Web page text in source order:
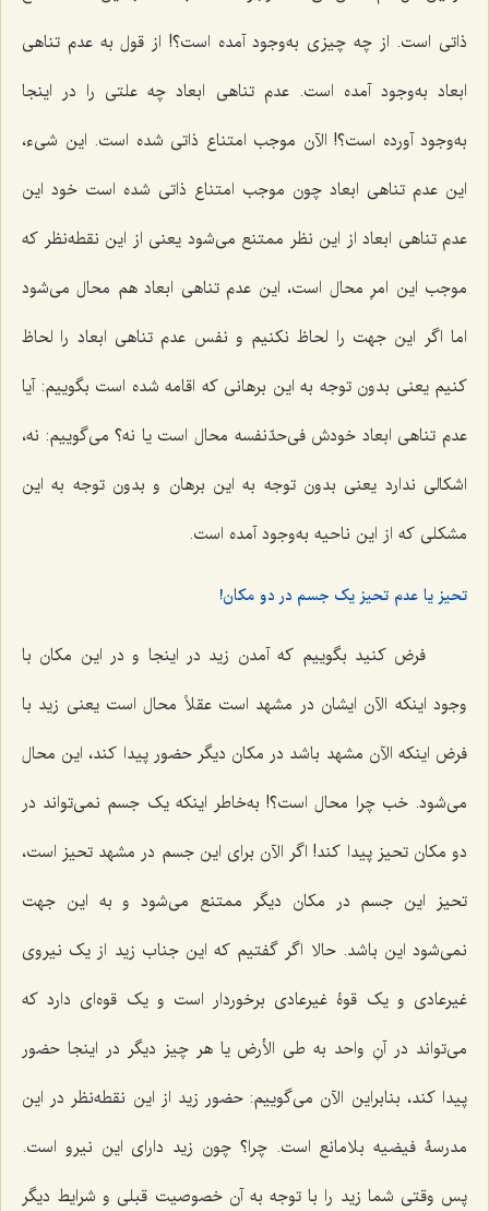
ذاتی است. از چه چیزی به‌وجود آمده است؟! از قول به عدم تناهی
ابعاد به‌وجود آمده است. عدم تناهی ابعاد چه علتی را در اینجا
به‌وجود آورده است؟! الآن موجب امتناع ذاتی شده است. این شیء،
این عدم تناهی ابعاد چون موجب امتناع ذاتی شده است خود این
عدم تناهی ابعاد از این نظر ممتنع می‌شود یعنی از این نقطه‌نظر که
موجب این امرِ محال است، این عدم تناهی ابعاد هم محال می‌شود
اما اگر این جهت را لحاظ نکنیم و نفس عدم تناهی ابعاد را لحاظ
کنیم یعنی بدون توجه به این برهانی که اقامه شده است بگوییم: آیا
عدم تناهی ابعاد خودش فی‌حدّنفسه محال است یا نه؟ می‌گوییم: نه،
اشکالی ندارد یعنی بدون توجه به این برهان و بدون توجه به این
مشکلی که از این ناحیه به‌وجود آمده است.
تحیز یا عدم تحیز یک جسم در دو مکان!
فرض کنید بگوییم که آمدن زید در اینجا و در این مکان با
وجود اینکه الآن ایشان در مشهد است عقلاً محال است یعنی زید با
فرض اینکه الآن مشهد باشد در مکان دیگر حضور پیدا کند، این محال
می‌شود. خب چرا محال است؟! به‌خاطر اینکه یک جسم نمی‌تواند در
دو مکان تحیز پیدا کند! اگر الآن برای این جسم در مشهد تحیز است،
تحیز این جسم در مکان دیگر ممتنع می‌شود و به این جهت
نمی‌شود این باشد. حالا اگر گفتیم که این جناب زید از یک نیروی
غیرعادی و یک قوۀ غیرعادی برخوردار است و یک قوه‌ای دارد که
می‌تواند در آنِ واحد به طی الأرض یا هر چیز دیگر در اینجا حضور
پیدا کند، بنابراین الآن می‌گوییم: حضور زید از این نقطه‌نظر در این
مدرسۀ فیضیه بلامانع است. چرا؟ چون زید دارای این نیرو است.
پس وقتی شما زید را با توجه به آن خصوصیت قبلی و شرایط دیگر